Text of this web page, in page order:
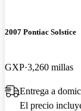
2007 Pontiac Solstice
GXP 3,260 millas
Entrega a
El precio